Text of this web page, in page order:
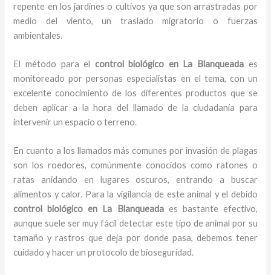
repente en los jardines o cultivos ya que son arrastradas por
medio del viento, un traslado migratorio o fuerzas
ambientales.
El método para el control biológico en La Blanqueadaes
monitoreado por personas especialistas en el tema, con un
excelente conocimiento de los diferentes productos que se
deben aplicar a la hora del llamado de la ciudadanía para
intervenir un espacio o terreno.
En cuanto a los llamados más comunes por invasión de plagas
son los roedores, comúnmente conocidos como ratones o
ratas anidando en lugares oscuros, entrando a buscar
alimentos y calor. Para la vigilancia de este animal y el debido
control biológico en La Blanqueada es bastante efectivo,
aunque suele ser muy fácil detectar este tipo de animal por su
tamaño y rastros que deja por donde pasa, debemos tener
cuidado y hacer un protocolo de bioseguridad.